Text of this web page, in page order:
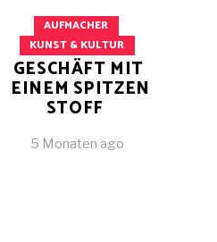
AUFMACHER
KUNST & KULTUR
GESCHÄFT MIT
EINEM SPITZEN
STOFF
5 Monaten ago